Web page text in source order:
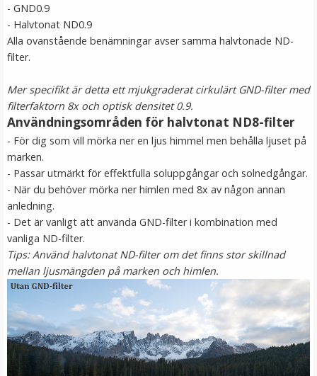
179 kr
JJC Objektivlock vridbart för Canon PowerShot V10
149 kr
LÄGG I VARUKORG
- GND0.9
- Halvtonat ND0.9
Alla ovanstående benämningar avser samma halvtonade ND-
filter.
Mer specifikt är detta ett mjukgraderat cirkulärt GND-filter med
filterfaktorn 8x och optisk densitet 0.9.
Användningsområden för halvtonat ND8-filter
- För dig som vill mörka ner en ljus himmel men behålla ljuset på
marken.
- Passar utmärkt för effektfulla soluppgångar och solnedgångar.
- När du behöver mörka ner himlen med 8x av någon annan
anledning.
- Det är vanligt att använda GND-filter i kombination med
vanliga ND-filter.
Tips: Använd halvtonat ND-filter om det finns stor skillnad
mellan ljusmängden på marken och himlen.